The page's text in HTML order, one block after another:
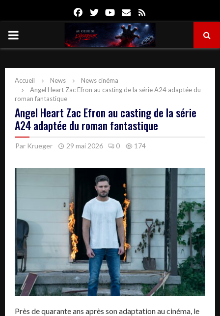
FacebookTwitterYoutube
Email
PRIMARY
Accueil News
News cinéma
Angel Heart Zac Efron au casting de la série A24 adaptée du
roman fantastique
Angel Heart Zac Efron au casting de la série
A24 adaptée du roman fantastique
Par Krueger 29 mai 2026 0 174
Près de quarante ans après son adaptation au cinéma, le